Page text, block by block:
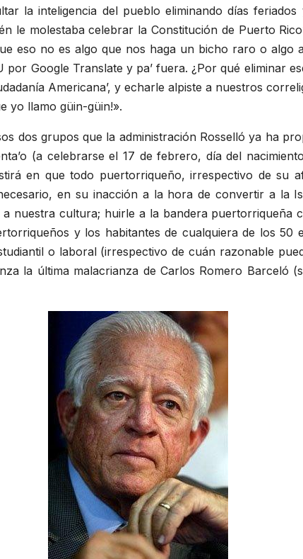
la inteligencia del pueblo eliminando días
le molestaba celebrar la Constitución de Puerto
eso no es algo que nos haga un bicho raro o
Google Translate y pa’ fuera. ¿Por qué eliminar
Americana’, y echarle alpiste a nuestros
yo llamo güin-güin!».
dos grupos que la administración Rosselló ya ha
(a celebrarse el 17 de febrero, día del
en que todo puertorriqueño, irrespectivo de su
en su inacción a la hora de convertir a la
nuestra cultura; huirle a la bandera puertorriqueña
y los habitantes de cualquiera de los 50
o laboral (irrespectivo de cuán razonable
la última malacrianza de Carlos Romero Barceló